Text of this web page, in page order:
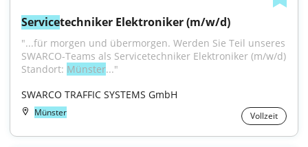
Servicetechniker Elektroniker (m/w/d)
"...für morgen und übermorgen. Werden Sie Teil unseres
SWARCO-Teams als Servicetechniker Elektroniker (m/w/d)
Standort: Münster..."
SWARCO TRAFFIC SYSTEMS GmbH
Münster Vollzeit